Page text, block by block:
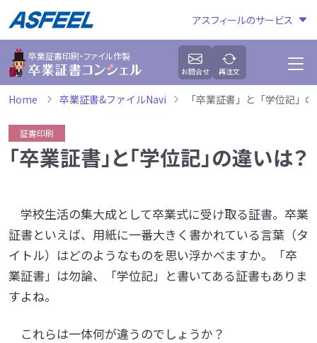
アスフィールのサービス
卒業証書印刷・ファイル作製
お問合せ 再注文
Home 卒業証書&ファイルNavi 「卒業証書」と「学位記」
証書印刷
「卒業証書」と「学位記」の違いは？
学校生活の集大成として卒業式に受け取る証書。卒業
証書といえば、用紙に一番大きく書かれている言葉（タ
イトル）はどのようなものを思い浮かべますか。「卒
業証書」は勿論、「学位記」と書いてある証書もありま
すよね。
これらは一体何が違うのでしょうか？